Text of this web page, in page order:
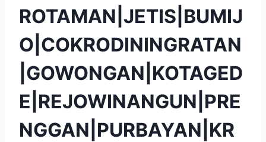
ROTAMAN|JETIS|BUMIJ
O|COKRODININGRATAN
|GOWONGAN|KOTAGED
E|REJOWINANGUN|PRE
NGGAN|PURBAYAN|KR